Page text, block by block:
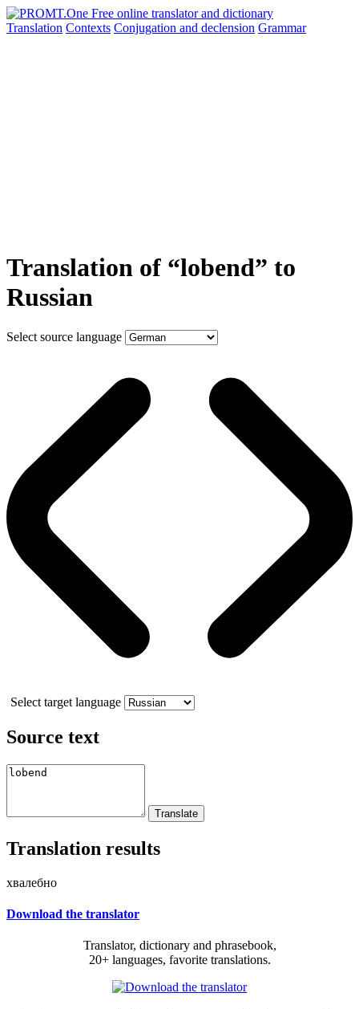
Translation Contexts Conjugation and declension Grammar
Translation of “lobend” to
Russian
Select source language
Select target language
Source text
Translation results
хвалебно
Download the translator
Translator, dictionary and phrasebook,
20+ languages, favorite translations.